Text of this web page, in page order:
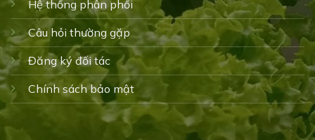
Hệ thống phân phối
Câu hỏi thường gặp
Đăng ký đối tác
Chính sách bảo mật